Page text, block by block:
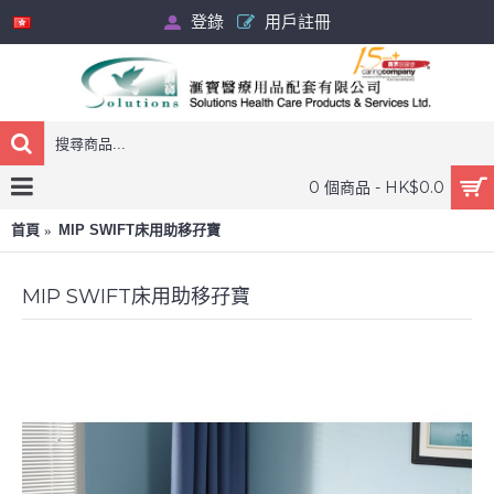
登錄 用戶註冊
0 個商品 - HK$0.0
首頁 MIP SWIFT床用助移孖寶
MIP SWIFT床用助移孖寶